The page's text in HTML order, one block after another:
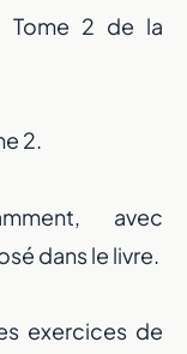
Tome 2 de la
2.
avec
dans le livre.
exercices de